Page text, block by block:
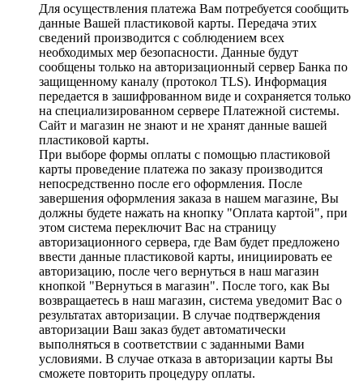
Для осуществления платежа Вам потребуется сообщить
данные Вашей пластиковой карты. Передача этих
сведений производится с соблюдением всех
необходимых мер безопасности. Данные будут
сообщены только на авторизационный сервер Банка по
защищенному каналу (протокол TLS). Информация
передается в зашифрованном виде и сохраняется только
на специализированном сервере Платежной системы.
Сайт и магазин не знают и не хранят данные вашей
пластиковой карты.
При выборе формы оплаты с помощью пластиковой
карты проведение платежа по заказу производится
непосредственно после его оформления. После
завершения оформления заказа в нашем магазине, Вы
должны будете нажать на кнопку "Оплата картой", при
этом система переключит Вас на страницу
авторизационного сервера, где Вам будет предложено
ввести данные пластиковой карты, инициировать ее
авторизацию, после чего вернуться в наш магазин
кнопкой "Вернуться в магазин". После того, как Вы
возвращаетесь в наш магазин, система уведомит Вас о
результатах авторизации. В случае подтверждения
авторизации Ваш заказ будет автоматически
выполняться в соответствии с заданными Вами
условиями. В случае отказа в авторизации карты Вы
сможете повторить процедуру оплаты.